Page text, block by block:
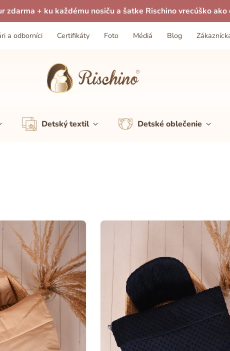
zdarma + ku každému nosiču a šatke Rischino vrecúško ako
a odborníci Certifikáty Foto Médiá Blog
Detský textil Detské oblečenie